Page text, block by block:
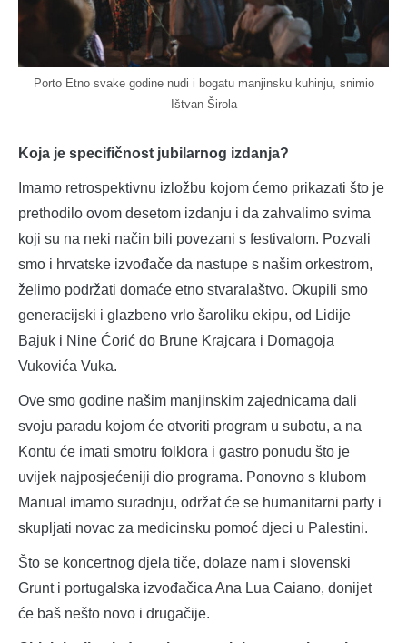
Porto Etno svake godine nudi i bogatu manjinsku kuhinju, snimio
Ištvan Širola
Koja je specifičnost jubilarnog izdanja?
Imamo retrospektivnu izložbu kojom ćemo prikazati što je
prethodilo ovom desetom izdanju i da zahvalimo svima
koji su na neki način bili povezani s festivalom. Pozvali
smo i hrvatske izvođače da nastupe s našim orkestrom,
želimo podržati domaće etno stvaralaštvo. Okupili smo
generacijski i glazbeno vrlo šaroliku ekipu, od Lidije
Bajuk i Nine Ćorić do Brune Krajcara i Domagoja
Vukovića Vuka.
Ove smo godine našim manjinskim zajednicama dali
svoju paradu kojom će otvoriti program u subotu, a na
Kontu će imati smotru folklora i gastro ponudu što je
uvijek najposjećeniji dio programa. Ponovno s klubom
Manual imamo suradnju, održat će se humanitarni party i
skupljati novac za medicinsku pomoć djeci u Palestini.
Što se koncertnog djela tiče, dolaze nam i slovenski
Grunt i portugalska izvođačica Ana Lua Caiano, donijet
će baš nešto novo i drugačije.